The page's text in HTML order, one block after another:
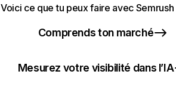
Voici ce que tu peux faire avec Semrush
Comprends ton marché
Mesurez votre visibilité dans l’IA